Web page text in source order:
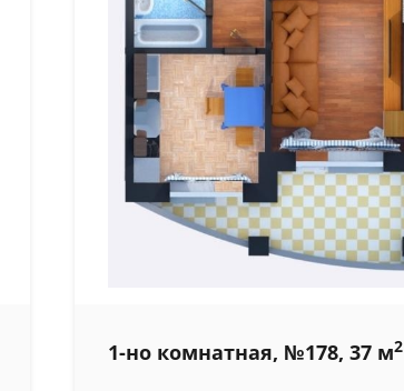
1-но комнатная, №178, 37 м2